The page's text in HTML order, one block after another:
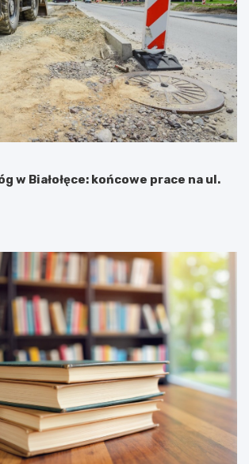
w Białołęce: końcowe prace na ul.